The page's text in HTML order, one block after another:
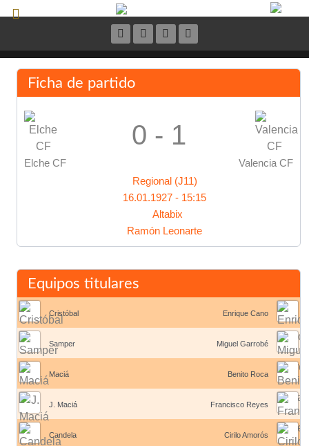
Ficha de partido
Elche CF
0 - 1
Valencia CF
Regional (J11)
16.01.1927 - 15:15
Altabix
Ramón Leonarte
Equipos titulares
Cristóbal
Samper
Maciá
J. Maciá
Candela
Enrique Cano
Miguel Garrobé
Benito Roca
Francisco Reyes
Cirilo Amorós